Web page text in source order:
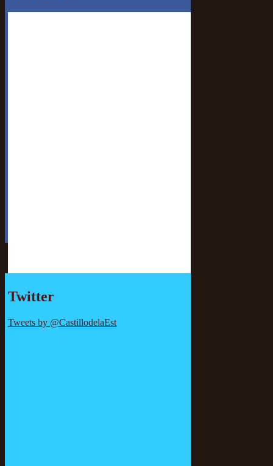
Twitter
Tweets by @CastillodelaEst